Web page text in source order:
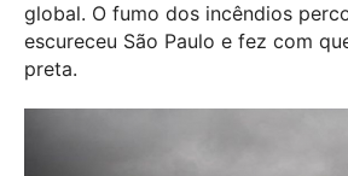
global. O fumo dos incêndios
escureceu São Paulo e fez com
preta.